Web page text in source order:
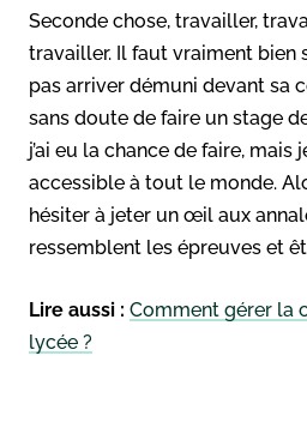
Seconde chose, travailler,
travailler. Il faut vraiment bien
pas arriver démuni devant sa
sans doute de faire un stage
j’ai eu la chance de faire, mais
accessible à tout le monde.
hésiter à jeter un œil aux
ressemblent les épreuves et
Lire aussi : Comment gérer la
lycée ?